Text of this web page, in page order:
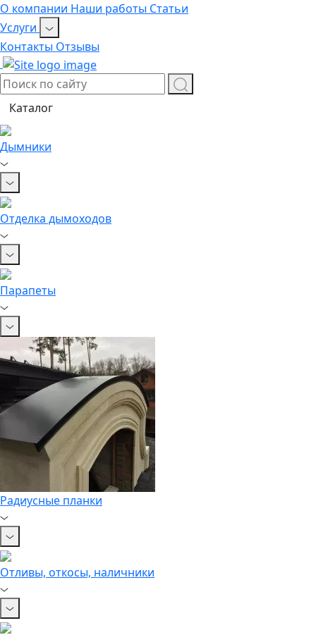
О компании Наши работы Статьи
Услуги
Контакты Отзывы
Каталог
Дымники
Отделка дымоходов
Парапеты
Радиусные планки
Отливы, откосы, наличники